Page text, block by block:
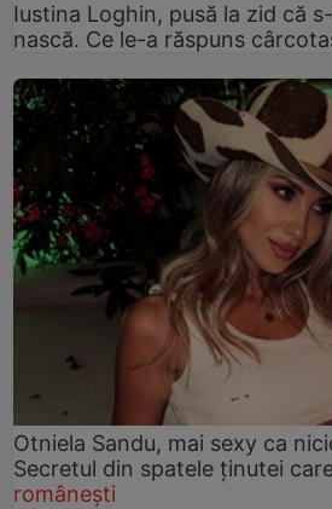
Iustina Loghin, pusă la zid că
nască. Ce le-a răspuns
Otniela Sandu, mai sexy ca
Secretul din spatele ținutei
românești